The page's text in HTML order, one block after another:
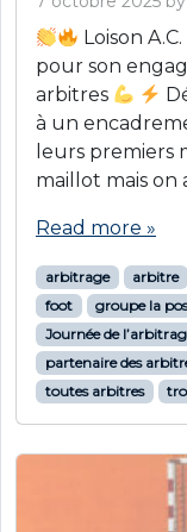
Loison
pour son
arbitres
à un
leurs premiers
maillot mais on
Read more »
arbitrage arbitre
foot
groupe la
Journée de
partenaire des
toutes arbitres